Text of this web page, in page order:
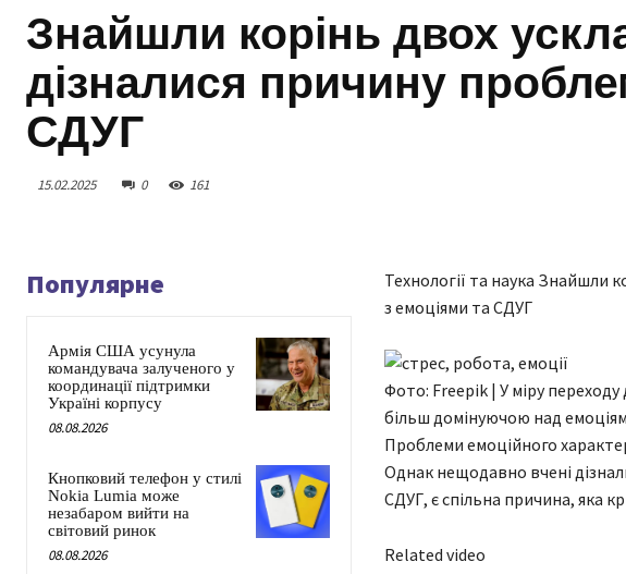
Знайшли корінь двох
дізналися причину
СДУГ
15.02.2025 0 161
Популярне
Армія США усунула
командувача залученого у
координації підтримки
Україні корпусу
08.08.2026
Кнопковий телефон у стилі
Nokia Lumia може
незабаром вийти на
світовий ринок
08.08.2026
Технології та наука Знайшли
з емоціями та СДУГ
Фото: Freepik | У міру переходу
більш домінуючою над
Проблеми емоційного
Однак нещодавно вчені
СДУГ, є спільна причина, яка
Related video